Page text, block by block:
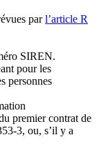
parl’article R
SIREN.
pour les
personnes
premier contrat de
3, ou, s’il y a